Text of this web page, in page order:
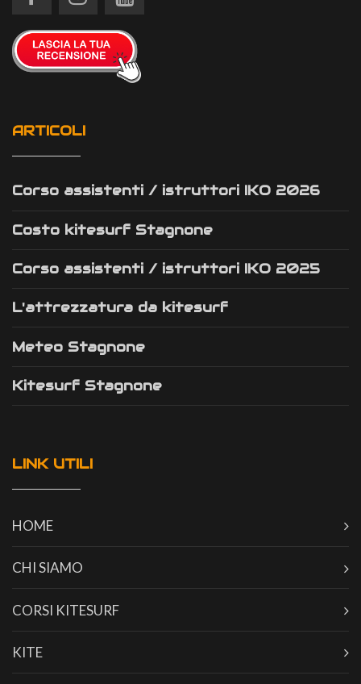
ARTICOLI
Corso assistenti / istruttori IKO 2026
Costo kitesurf Stagnone
Corso assistenti / istruttori IKO 2025
L'attrezzatura da kitesurf
Meteo Stagnone
Kitesurf Stagnone
LINK UTILI
HOME
CHI SIAMO
CORSI KITESURF
KITE